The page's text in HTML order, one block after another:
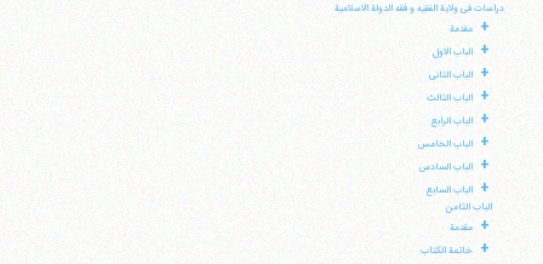
دراسات فی ولایة الفقیه و فقه الدولة الاسلامیة
+ مقدمة
+ الباب الاول
+ الباب الثانی
+ الباب الثالث
+ الباب الرابع
+ الباب الخامس
+ الباب السادس
+
الباب السابع
الباب الثامن
+ مقدمة
+ خاتمة الکتاب